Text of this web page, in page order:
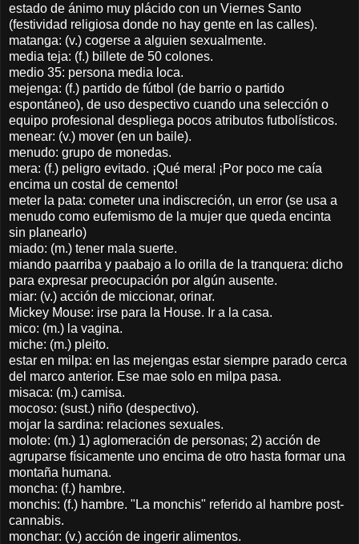
estado de ánimo muy plácido con un Viernes Santo
(festividad religiosa donde no hay gente en las calles).
matanga: (v.) cogerse a alguien sexualmente.
media teja: (f.) billete de 50 colones.
medio 35: persona media loca.
mejenga: (f.) partido de fútbol (de barrio o partido
espontáneo), de uso despectivo cuando una selección o
equipo profesional despliega pocos atributos futbolísticos.
menear: (v.) mover (en un baile).
menudo: grupo de monedas.
mera: (f.) peligro evitado. ¡Qué mera! ¡Por poco me caía
encima un costal de cemento!
meter la pata: cometer una indiscreción, un error (se usa a
menudo como eufemismo de la mujer que queda encinta
sin planearlo)
miado: (m.) tener mala suerte.
miando paarriba y paabajo a lo orilla de la tranquera: dicho
para expresar preocupación por algún ausente.
miar: (v.) acción de miccionar, orinar.
Mickey Mouse: irse para la House. Ir a la casa.
mico: (m.) la vagina.
miche: (m.) pleito.
estar en milpa: en las mejengas estar siempre parado cerca
del marco anterior. Ese mae solo en milpa pasa.
misaca: (m.) camisa.
mocoso: (sust.) niño (despectivo).
mojar la sardina: relaciones sexuales.
molote: (m.) 1) aglomeración de personas; 2) acción de
agruparse físicamente uno encima de otro hasta formar una
montaña humana.
moncha: (f.) hambre.
monchis: (f.) hambre. "La monchis" referido al hambre post-
cannabis.
monchar: (v.) acción de ingerir alimentos.